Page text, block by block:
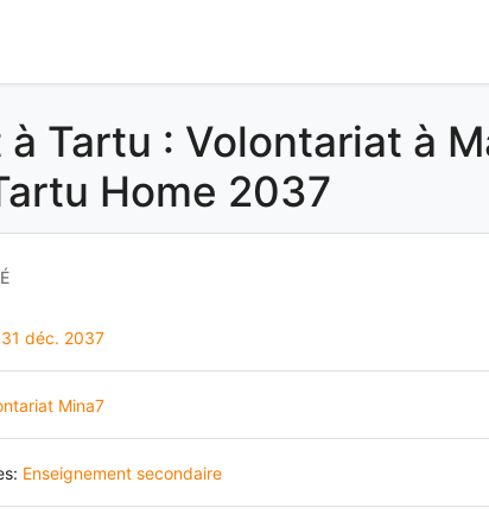
Tartu : Volontariat à
Home 2037
31 déc. 2037
Mina7
Enseignement secondaire